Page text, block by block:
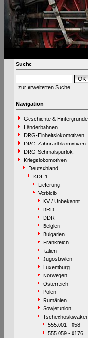
Suche
zur erweiterten Suche
Navigation
Geschichte & Hintergründe
Länderbahnen
DRG-Einheitslokomotiven
DRG-Zahnradlokomotiven
DRG-Schmalspurlok.
Kriegslokomotiven
Deutschland
KDL 1
Lieferung
Verbleib
KV / Unbekannt
BRD
DDR
Belgien
Bulgarien
Frankreich
Italien
Jugoslawien
Luxemburg
Norwegen
Österreich
Polen
Rumänien
Sowjetunion
Tschechoslowakei
555.001 - 058
555.059 - 0176